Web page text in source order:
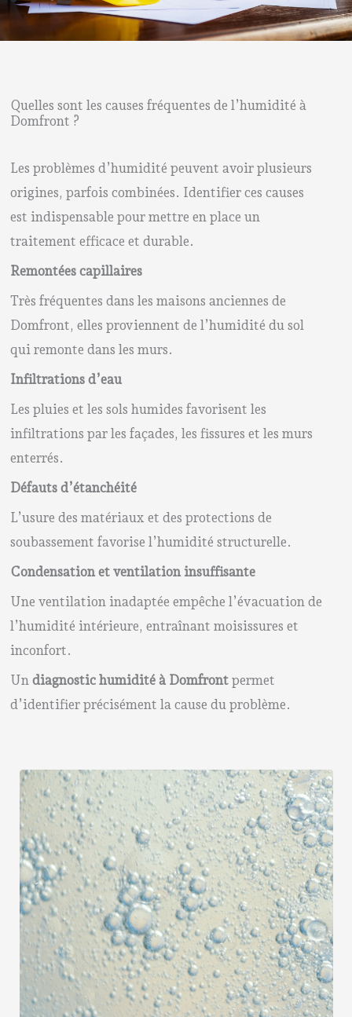
Quelles sont les causes fréquentes de l’humidité à
Domfront ?
Les problèmes d’humidité peuvent avoir plusieurs
origines, parfois combinées. Identifier ces causes
est indispensable pour mettre en place un
traitement efficace et durable.
Remontées capillaires
Très fréquentes dans les maisons anciennes de
Domfront, elles proviennent de l’humidité du sol
qui remonte dans les murs.
Infiltrations d’eau
Les pluies et les sols humides favorisent les
infiltrations par les façades, les fissures et les murs
enterrés.
Défauts d’étanchéité
L’usure des matériaux et des protections de
soubassement favorise l’humidité structurelle.
Condensation et ventilation insuffisante
Une ventilation inadaptée empêche l’évacuation de
l’humidité intérieure, entraînant moisissures et
inconfort.
Un diagnostic humidité à Domfront permet
d’identifier précisément la cause du problème.